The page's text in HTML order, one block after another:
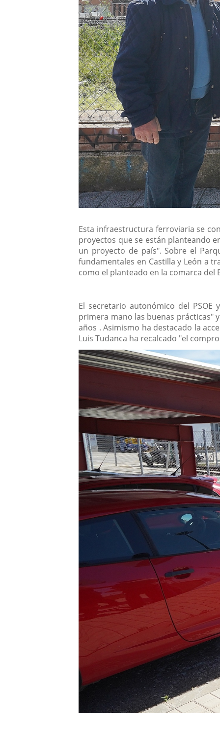
Esta infraestructura ferroviaria se
proyectos que se están planteando
un proyecto de país". Sobre el
fundamentales en Castilla y León a
como el planteado en la comarca del
El secretario autonómico del PSOE
primera mano las buenas prácticas"
años . Asimismo ha destacado la
Luis Tudanca ha recalcado "el